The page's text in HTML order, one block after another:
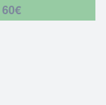
60€